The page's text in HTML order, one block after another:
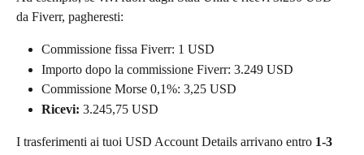
da Fiverr, pagheresti:
Commissione fissa Fiverr: 1 USD
Importo dopo la commissione Fiverr: 3.249 USD
Commissione Morse 0,1%: 3,25 USD
Ricevi: 3.245,75 USD
I trasferimenti ai tuoi USD Account Details arrivano entro 1-3